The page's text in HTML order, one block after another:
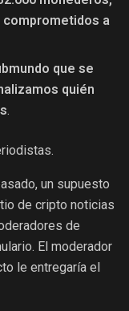
a
que se
quién
.
un supuesto
de cripto noticias
de
El moderador
le entregaría el